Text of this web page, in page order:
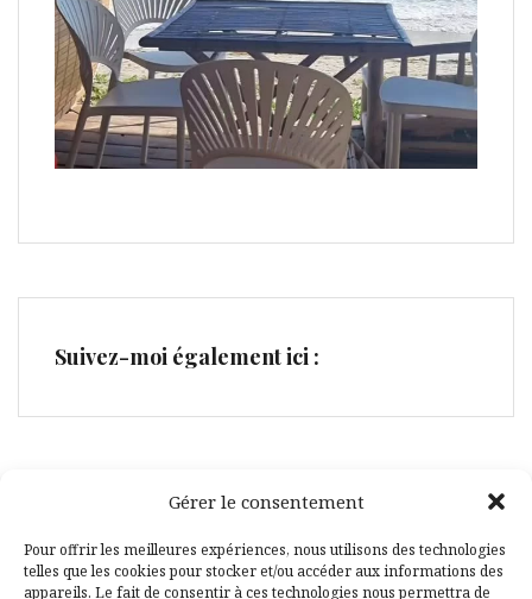
Gérer le consentement
Pour offrir les meilleures expériences, nous utilisons des technologies
telles que les cookies pour stocker et/ou accéder aux informations des
appareils. Le fait de consentir à ces technologies nous permettra de
Suivez-moi également ici :
Facebook
Pinterest